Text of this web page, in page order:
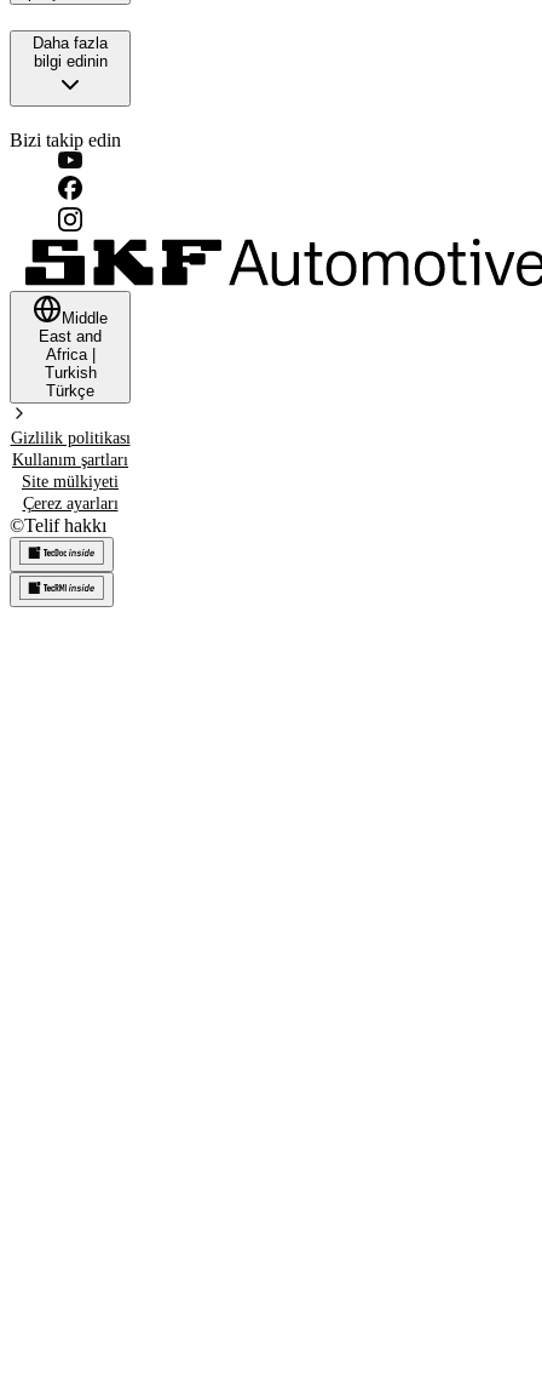
Daha fazla
bilgi edinin
Bizi takip edin
Middle
East and
Africa|
Turkish
Türkçe
Gizlilik politikası
Kullanım şartları
Site mülkiyeti
Çerez ayarları
©Telif hakkı